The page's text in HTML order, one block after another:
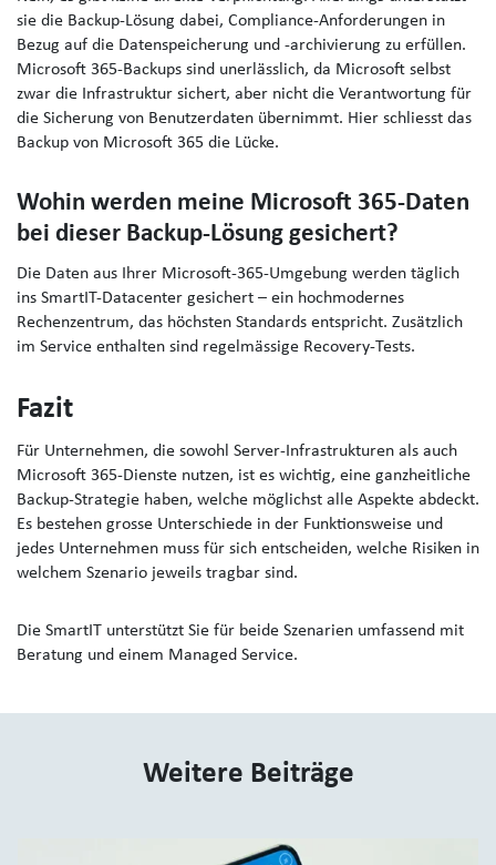
sie die Backup-Lösung dabei, Compliance-Anforderungen in
Bezug auf die Datenspeicherung und -archivierung zu erfüllen.
Microsoft 365-Backups sind unerlässlich, da Microsoft selbst
zwar die Infrastruktur sichert, aber nicht die Verantwortung für
die Sicherung von Benutzerdaten übernimmt. Hier schliesst das
Backup von Microsoft 365 die Lücke.
Wohin werden meine Microsoft 365-Daten
bei dieser Backup-Lösung gesichert?
Die Daten aus Ihrer Microsoft-365-Umgebung werden täglich
ins SmartIT-Datacenter gesichert – ein hochmodernes
Rechenzentrum, das höchsten Standards entspricht. Zusätzlich
im Service enthalten sind regelmässige Recovery-Tests.
Fazit
Für Unternehmen, die sowohl Server-Infrastrukturen als auch
Microsoft 365-Dienste nutzen, ist es wichtig, eine ganzheitliche
Backup-Strategie haben, welche möglichst alle Aspekte abdeckt.
Es bestehen grosse Unterschiede in der Funktionsweise und
jedes Unternehmen muss für sich entscheiden, welche Risiken in
welchem Szenario jeweils tragbar sind.
Die SmartIT unterstützt Sie für beide Szenarien umfassend mit
Beratung und einem Managed Service.
Weitere Beiträge